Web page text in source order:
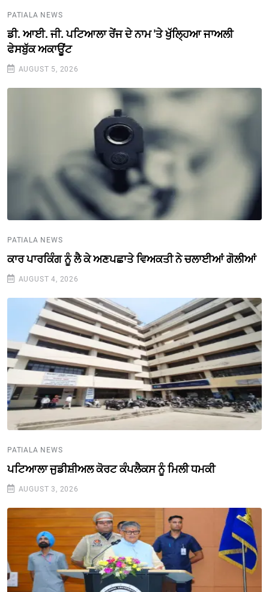
PATIALA NEWS
ਡੀ. ਆਈ. ਜੀ. ਪਟਿਆਲਾ ਰੇਂਜ ਦੇ ਨਾਮ 'ਤੇ ਖੁੱਲ੍ਹਿਆ ਜਾਅਲੀ
ਫੇਸਬੁੱਕ ਅਕਾਊਂਟ
AUGUST 5, 2026
PATIALA NEWS
ਕਾਰ ਪਾਰਕਿੰਗ ਨੂੰ ਲੈ ਕੇ ਅਣਪਛਾਤੇ ਵਿਅਕਤੀ ਨੇ ਚਲਾਈਆਂ ਗੋਲੀਆਂ
AUGUST 4, 2026
PATIALA NEWS
ਪਟਿਆਲਾ ਜੁਡੀਸ਼ੀਅਲ ਕੋਰਟ ਕੰਪਲੈਕਸ ਨੂੰ ਮਿਲੀ ਧਮਕੀ
AUGUST 3, 2026